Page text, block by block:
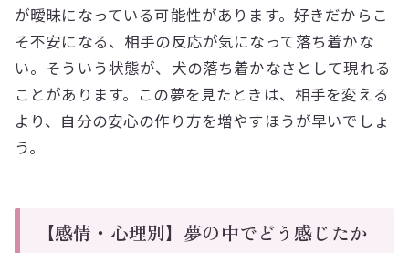
が曖昧になっている可能性があります。好きだからこ
そ不安になる、相手の反応が気になって落ち着かな
い。そういう状態が、犬の落ち着かなさとして現れる
ことがあります。この夢を見たときは、相手を変える
より、自分の安心の作り方を増やすほうが早いでしょ
う。
【感情・心理別】夢の中でどう感じたか